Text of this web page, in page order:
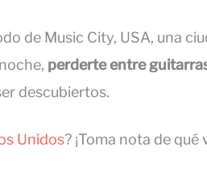
de Music City, USA, una
perderte entre
descubiertos.
Unidos? ¡Toma nota de